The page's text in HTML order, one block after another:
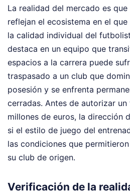
La realidad del mercado es
reflejan el ecosistema en el
la calidad individual del
destaca en un equipo que
espacios a la carrera puede
traspasado a un club que
posesión y se enfrenta
cerradas. Antes de autorizar
millones de euros, la dirección
si el estilo de juego del
las condiciones que
su club de origen.
Verificación de la